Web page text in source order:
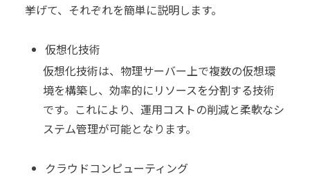
挙げて、それぞれを簡単に説明します。
仮想化技術
仮想化技術は、物理サーバー上で複数の仮想環
境を構築し、効率的にリソースを分割する技術
です。これにより、運用コストの削減と柔軟なシ
ステム管理が可能となります。
クラウドコンピューティング